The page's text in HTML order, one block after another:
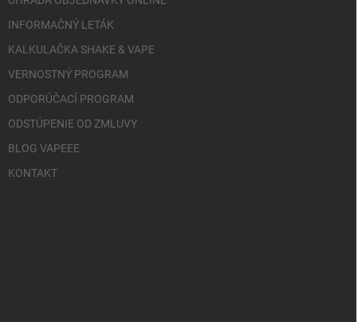
INFORMAČNÝ LETÁK
KALKULAČKA SHAKE & VAPE
VERNOSTNÝ PROGRAM
ODPORÚČACÍ PROGRAM
ODSTÚPENIE OD ZMLUVY
BLOG VAPEEE
KONTAKT